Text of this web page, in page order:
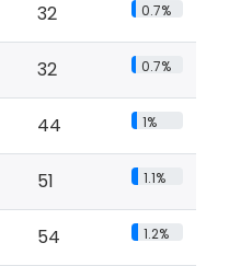
32 0.7%
32 0.7%
44 1%
51 1.1%
54 1.2%